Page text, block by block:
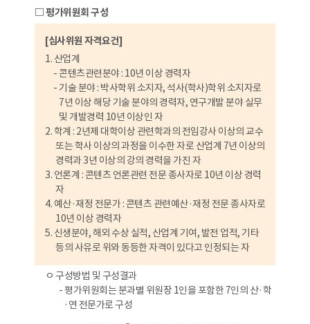
□ 평가위원회 구성
[심사위원 자격요건]
1. 산업계
- 콘텐츠관련분야 : 10년 이상 경력자
- 기술 분야 : 박사학위 소지자, 석사(학사)학위 소지자로
7년 이상 해당 기술 분야의 경력자, 연구개발 분야 실무
및 개발경력 10년 이상인 자
2. 학계 : 2년제 대학이상 관련학과의 전임강사 이상의 교수
또는 학사 이상의 과정을 이수한 자로 산업계 7년 이상의
경력과 3년 이상의 강의 경력을 가진 자
3. 언론계 : 콘텐츠 언론관련 전문 종사자로 10년 이상 경력
자
4. 예산·재정 전문가 : 콘텐츠 관련예산·재정 전문 종사자로
10년 이상 경력자
5. 신생분야, 해외 수상 실적, 산업계 기여, 발전 업적, 기타
등의 사유로 위와 동등한 자격이 있다고 인정되는 자
ㅇ 구성방법 및 구성결과
- 평가위원회는 분과별 위원장 1인을 포함한 7인의 산·학
·연 전문가로 구성